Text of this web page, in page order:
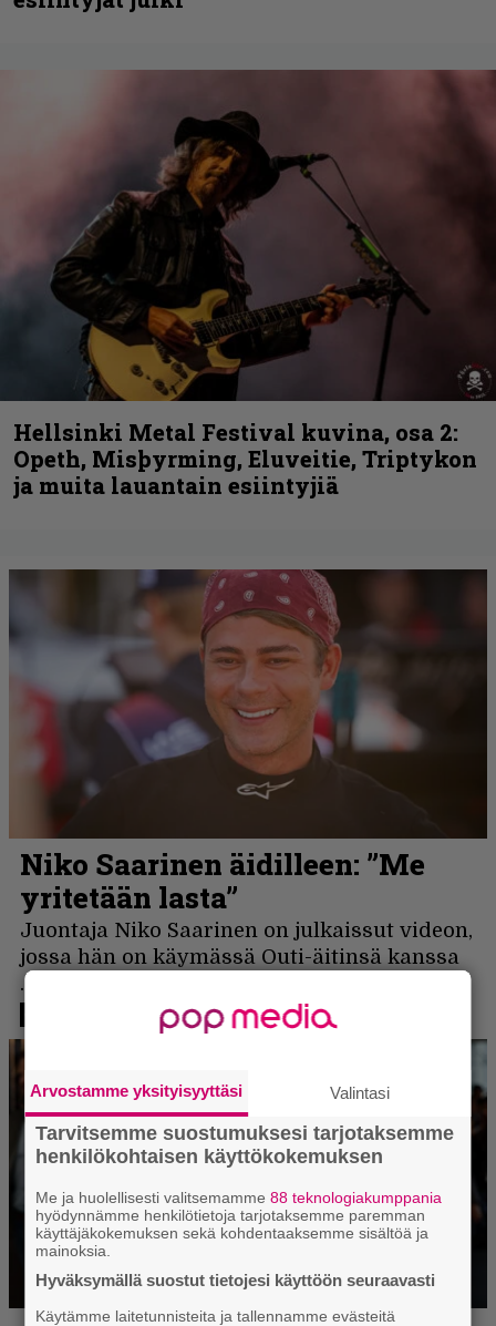
Hellsinki Metal Festival kuvina, osa 2:
Opeth, Misþyrming, Eluveitie, Triptykon
ja muita lauantain esiintyjiä
Arvostamme yksityisyyttäsi Valintasi
Tarvitsemme suostumuksesi tarjotaksemme
henkilökohtaisen käyttökokemuksen
Me ja huolellisesti valitsemamme88 teknologiakumppania
hyödynnämme henkilötietoja tarjotaksemme paremman
käyttäjäkokemuksen sekä kohdentaaksemme sisältöä ja
mainoksia.
Hyväksymällä suostut tietojesi käyttöön seuraavasti
Käytämme laitetunnisteita ja tallennamme evästeitä